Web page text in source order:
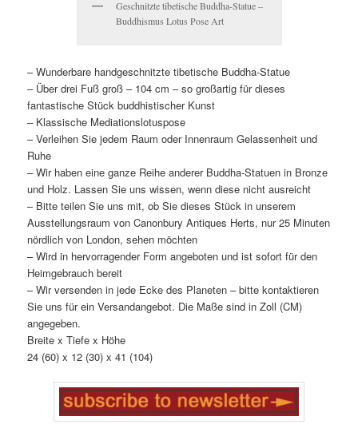
Geschnitzte tibetische Buddha-Statue –
Buddhismus Lotus Pose Art
– Wunderbare handgeschnitzte tibetische Buddha-Statue
– Über drei Fuß groß – 104 cm – so großartig für dieses
fantastische Stück buddhistischer Kunst
– Klassische Mediationslotuspose
– Verleihen Sie jedem Raum oder Innenraum Gelassenheit und
Ruhe
– Wir haben eine ganze Reihe anderer Buddha-Statuen in Bronze
und Holz. Lassen Sie uns wissen, wenn diese nicht ausreicht
– Bitte teilen Sie uns mit, ob Sie dieses Stück in unserem
Ausstellungsraum von Canonbury Antiques Herts, nur 25 Minuten
nördlich von London, sehen möchten
– Wird in hervorragender Form angeboten und ist sofort für den
Heimgebrauch bereit
– Wir versenden in jede Ecke des Planeten – bitte kontaktieren
Sie uns für ein Versandangebot. Die Maße sind in Zoll (CM)
angegeben.
Breite x Tiefe x Höhe
24 (60) x 12 (30) x 41 (104)